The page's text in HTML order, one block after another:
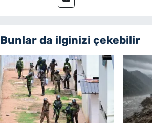
Bunlar da ilginizi çekebilir